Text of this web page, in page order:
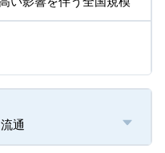
通